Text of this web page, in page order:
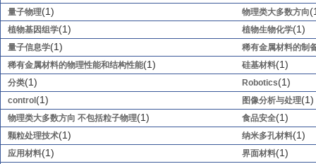
量子物理(1) 物理类大多数方向
植物基因组学(1) 植物生物化学(1)
量子信息学(1)
稀有金属材料的制
稀有金属材料的物理性能和结构性能(1) 硅基材料(1)
分类(1) Robotics(1)
control (1) 图像分析与处理(1)
物理类大多数方向 不包括粒子物理(1) 食品安全(1)
颗粒处理技术(1) 纳米多孔材料(1)
应用材料(1) 界面材料(1)